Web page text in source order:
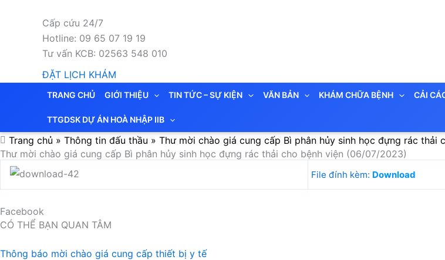
Cấp cứu 24/7
Hotline: 09 65 07 19 19
Tư vấn KCB: 02563 548 010
ĐẶT LỊCH KHÁM
TRANG CHỦ GIỚI THIỆU TIN TỨC – SỰ KIỆN VĂN BẢN KHÁM CHỮA BỆNH CẢI
TTGDSK DỰ ÁN HOÀ NHẬP IIB
Trang chủ » Thông tin đấu thầu » Thư mời chào giá cung cấp Bì phân hủy sinh học đựng rác thải
Thư mời chào giá cung cấp Bì phân hủy sinh học đựng rác thải cho bệnh viện (06/07/2023)
File đính kèm: Download
Facebook
CÓ THỂ BẠN QUAN TÂM
Thông báo mời chào giá cung cấp thiết bị y tế